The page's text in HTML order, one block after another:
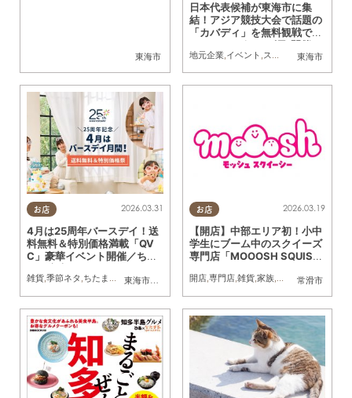
東海市 東海市
日本代表候補が東海市に集
結！アジア競技大会で話題の
「カバディ」を無料観戦でき
るチャンス｜5/31(日)開催／
ちたまる広告
地元企業, イベント スポーツ ,ちたまる広告
お店
東海市
,大府市 知多市,東浦町,阿久比町,半田市,常滑市
2026.03.31
4月は25周年バースデイ！送
料無料＆特別価格満載「QV
C」豪華イベント開催／ちた
雑貨,季節ネタ ,ちたまる広告 ,おひとりさま ,トレンド,おうち時間
お店
常滑市
2026.03.19
【開店】中部エリア初！小中
学生にブーム中のスクイーズ
専門店「MOOOSH SQUISH
ー）」が常滑市に3/26(木)～
期間限定オープン
開店,専門店,雑貨,家族,おひとりさま